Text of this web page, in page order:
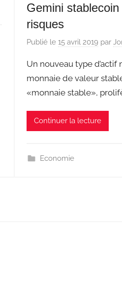
Gemini
risques
Publié le 15 avril 2019 par
Un nouveau type
monnaie de valeur
«monnaie stable»,
Continuer la lecture
Economie